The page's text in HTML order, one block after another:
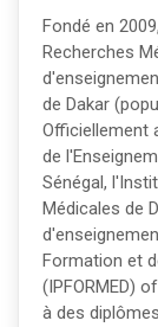
Fondé en
Recherches
de Dakar
Officiellement
de
Sénégal,
Médicales de
Formation et
(IPFORMED)
à des